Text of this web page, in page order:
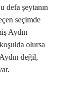
defa şeytanın
seçimde
Aydın
olursa
değil,